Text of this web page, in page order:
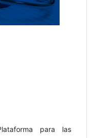
para las